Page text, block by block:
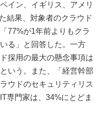
イン、イギリス、アメリ
結果、対象者のクラウド
77%が1年前よりもクラ
る」と回答した。一方
採用の最大の懸念事項は
いう。また、「経営幹部
ウドのセキュリティリス
専門家は、34%にとどま